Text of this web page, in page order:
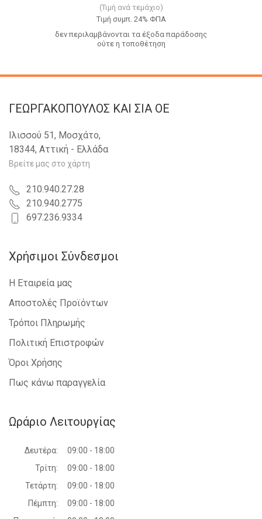
(Τιμή ανά τεμάχιο)
Tιμή συμπ. 24% ΦΠΑ
δεν περιλαμβάνονται τα έξοδα παράδοσης
ούτε η τοποθέτηση
ΓΕΩΡΓΑΚΟΠΟΥΛΟΣ KAI ΣΙΑ OE
Ιλισσού 51, Μοσχάτο,
18344, Αττική - Ελλάδα
Βρείτε μας στο χάρτη
210.940.27.28
210.940.2775
697.236.9334
Χρήσιμοι Σύνδεσμοι
Η Εταιρεία μας
Αποστολές Προϊόντων
Τρόποι Πληρωμής
Πολιτική Επιστροφών
Όροι Χρήσης
Πως κάνω παραγγελία
Ωράριο Λειτουργίας
Δευτέρα:
09:00 - 18:00
Τρίτη:
09:00 - 18:00
Τετάρτη:
09:00 - 18:00
Πέμπτη:
09:00 - 18:00